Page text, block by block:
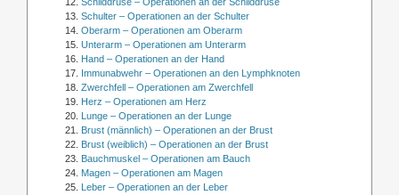
Schulter – Operationen an der Schulter
Oberarm – Operationen am Oberarm
Unterarm – Operationen am Unterarm
Hand – Operationen an der Hand
Immunabwehr – Operationen an den Lymphknoten
Zwerchfell – Operationen am Zwerchfell
Herz – Operationen am Herz
Lunge – Operationen an der Lunge
Brust (männlich) – Operationen an der Brust
Brust (weiblich) – Operationen an der Brust
Bauchmuskel – Operationen am Bauch
Magen – Operationen am Magen
Leber – Operationen an der Leber